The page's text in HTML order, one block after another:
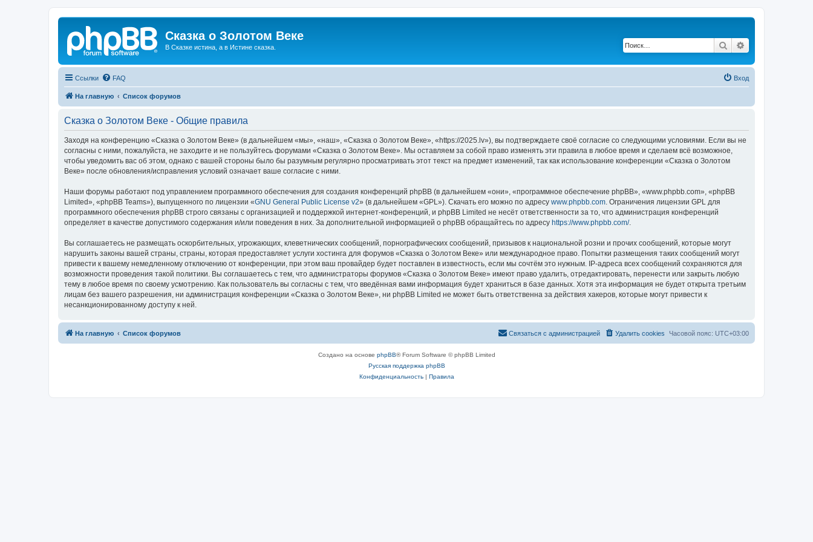
Сказка о Золотом Веке
В Сказке истина, а в Истине сказка. Поиск
Ссылки FAQ Вход
На главную Список форумов
Сказка о Золотом Веке - Общие правила
Заходя на конференцию «Сказка о Золотом Веке» (в дальнейшем «мы», «наш», «Сказка о Золотом Веке», «https://2025.lv»), вы подтверждаете своё согласие со следующими условиями. Если вы не
согласны с ними, пожалуйста, не заходите и не пользуйтесь форумами «Сказка о Золотом Веке». Мы оставляем за собой право изменять эти правила в любое время и сделаем всё возможное,
чтобы уведомить вас об этом, однако с вашей стороны было бы разумным регулярно просматривать этот текст на предмет изменений, так как использование конференции «Сказка о Золотом
Веке» после обновления/исправления условий означает ваше согласие с ними.
Наши форумы работают под управлением программного обеспечения для создания конференций phpBB (в дальнейшем «они», «программное обеспечение phpBB», «www.phpbb.com», «phpBB
Limited», «phpBB Teams»), выпущенного по лицензии «GNU General Public License v2» (в дальнейшем «GPL»). Скачать его можно по адресу www.phpbb.com . Ограничения лицензии GPL для
программного обеспечения phpBB строго связаны с организацией и поддержкой интернет-конференций, и phpBB Limited не несёт ответственности за то, что администрация конференций
определяет в качестве допустимого содержания и/или поведения в них. За дополнительной информацией о phpBB обращайтесь по адресу https://www.phpbb.com/.
Вы соглашаетесь не размещать оскорбительных, угрожающих, клеветнических сообщений, порнографических сообщений, призывов к национальной розни и прочих сообщений, которые могут
нарушить законы вашей страны, страны, которая предоставляет услуги хостинга для форумов «Сказка о Золотом Веке» или международное право. Попытки размещения таких сообщений могут
привести к вашему немедленному отключению от конференции, при этом ваш провайдер будет поставлен в известность, если мы сочтём это нужным. IP-адреса всех сообщений сохраняются для
возможности проведения такой политики. Вы соглашаетесь с тем, что администраторы форумов «Сказка о Золотом Веке» имеют право удалить, отредактировать, перенести или закрыть любую
тему в любое время по своему усмотрению. Как пользователь вы согласны с тем, что введённая вами информация будет храниться в базе данных. Хотя эта информация не будет открыта третьим
лицам без вашего разрешения, ни администрация конференции «Сказка о Золотом Веке», ни phpBB Limited не может быть ответственна за действия хакеров, которые могут привести к
несанкционированному доступу к ней.
На главную Список форумов Часовой пояс: UTC+03:00
Удалить cookies
Связаться с администрацией
Создано на основе phpBB® Forum Software © phpBB Limited
Русская поддержка phpBB
Конфиденциальность| Правила